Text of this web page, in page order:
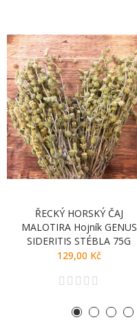
ŘECKÝ HORSKÝ ČAJ
MALOTIRA Hojník GENUS
SIDERITIS STÉBLA 75G
129,00 Kč